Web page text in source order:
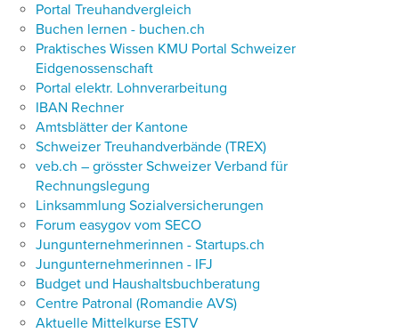
Portal Treuhandvergleich
Buchen lernen - buchen.ch
Praktisches Wissen KMU Portal Schweizer
Eidgenossenschaft
Portal elektr. Lohnverarbeitung
IBAN Rechner
Amtsblätter der Kantone
Schweizer Treuhandverbände (TREX)
veb.ch – grösster Schweizer Verband für
Rechnungslegung
Linksammlung Sozialversicherungen
Forum easygov vom SECO
Jungunternehmerinnen - Startups.ch
Jungunternehmerinnen - IFJ
Budget und Haushaltsbuchberatung
Centre Patronal (Romandie AVS)
Aktuelle Mittelkurse ESTV